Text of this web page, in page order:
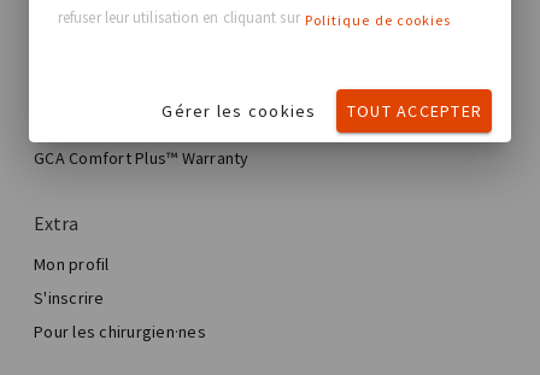
Ma chirurgie mammaire
Chirurgie esthétique mammaire
Total Breast Reconstruction™
Trouver votre implant GCA®
GCA Comfort Plus™ Warranty
Extra
Mon profil
S'inscrire
Pour les chirurgien·nes
refuser leur utilisation en cliquant sur Politique de cookies
Gérer les cookies TOUT ACCEPTER